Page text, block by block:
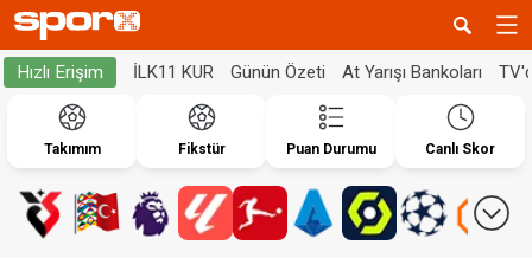
Hızlı Erişim İLK11 KUR Günün Özeti At Yarışı Bankoları
Takımım Fikstür Puan Durumu Canlı Skor